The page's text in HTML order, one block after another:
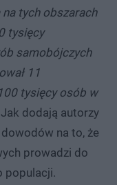
tych obszarach
tysięcy
samobójczych
11
tysięcy osób w
dodają autorzy
na to, że
prowadzi do
populacji.